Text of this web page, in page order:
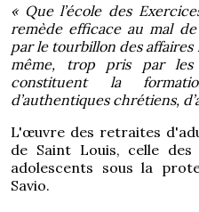
« Que l’école des
remède efficace au mal
par le tourbillon des
même, trop pris par les
constituent la
d’authentiques chrétiens,
L'œuvre des retraites
de Saint Louis, celle
adolescents sous la
Savio.